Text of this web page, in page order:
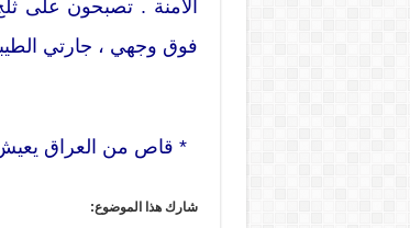
الآمنة . تصبحون على
فوق وجهي ، جارتي
* قاص من العراق
شارك هذا الموضوع: